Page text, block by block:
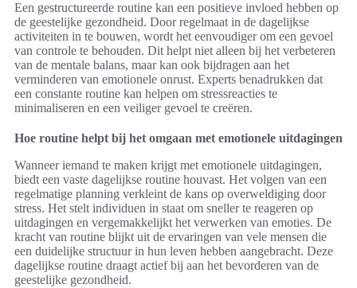
Een gestructureerde routine kan een positieve invloed hebben op
de geestelijke gezondheid. Door regelmaat in de dagelijkse
activiteiten in te bouwen, wordt het eenvoudiger om een gevoel
van controle te behouden. Dit helpt niet alleen bij het verbeteren
van de mentale balans, maar kan ook bijdragen aan het
verminderen van emotionele onrust. Experts benadrukken dat
een constante routine kan helpen om stressreacties te
minimaliseren en een veiliger gevoel te creëren.
Hoe routine helpt bij het omgaan met emotionele uitdagingen
Wanneer iemand te maken krijgt met emotionele uitdagingen,
biedt een vaste dagelijkse routine houvast. Het volgen van een
regelmatige planning verkleint de kans op overweldiging door
stress. Het stelt individuen in staat om sneller te reageren op
uitdagingen en vergemakkelijkt het verwerken van emoties. De
kracht van routine blijkt uit de ervaringen van vele mensen die
een duidelijke structuur in hun leven hebben aangebracht. Deze
dagelijkse routine draagt actief bij aan het bevorderen van de
geestelijke gezondheid.